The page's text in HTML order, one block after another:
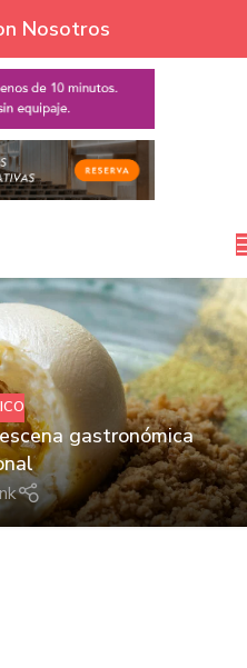
Nosotros
gastronómica